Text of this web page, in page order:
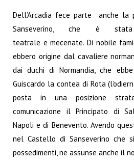
Dell’Arcadia fece parte anche la
Sanseverino, che è
teatrale e mecenate. Di nobile
ebbero origine dal cavaliere
dai duchi di Normandia, che
Guiscardo la contea di Rota
posta in una posizione
comunicazione il Principato di
Napoli e di Benevento. Avendo
nel Castello di Sanseverino che
possedimenti, ne assunse anche il